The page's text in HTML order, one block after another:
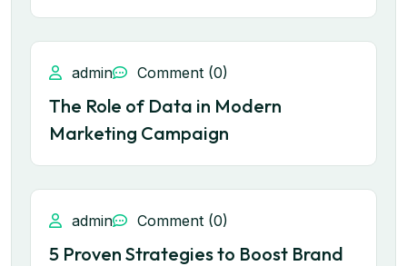
admin Comment (0)
The Role of Data in Modern
Marketing Campaign
admin Comment (0)
5 Proven Strategies to Boost Brand